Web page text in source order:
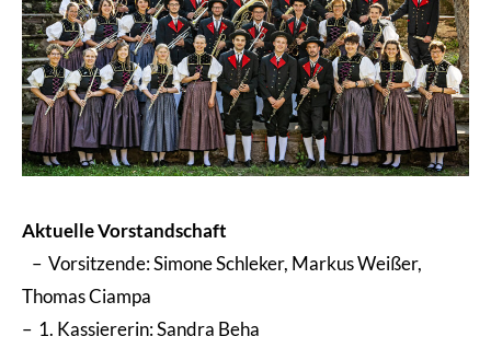
Aktuelle Vorstandschaft
– Vorsitzende: Simone Schleker, Markus Weißer,
Thomas Ciampa
– 1. Kassiererin: Sandra Beha